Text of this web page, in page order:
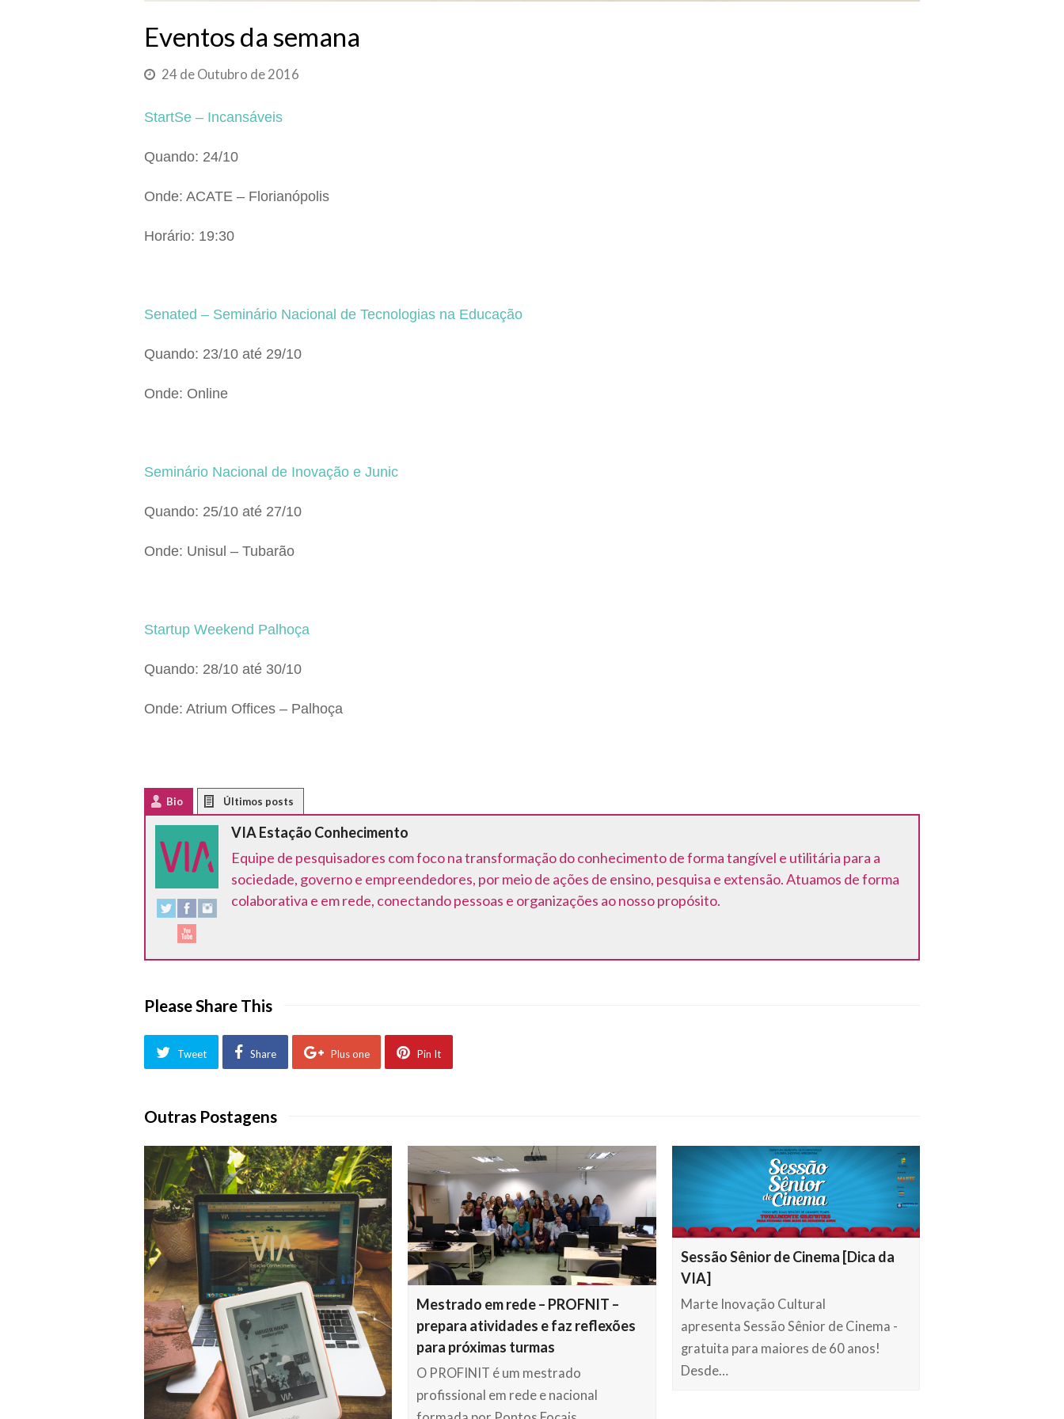
Eventos da semana
24 de Outubro de 2016
StartSe – Incansáveis
Quando: 24/10
Onde: ACATE – Florianópolis
Horário: 19:30
Senated – Seminário Nacional de Tecnologias na Educação
Quando: 23/10 até 29/10
Onde: Online
Seminário Nacional de Inovação e Junic
Quando: 25/10 até 27/10
Onde: Unisul – Tubarão
Startup Weekend Palhoça
Quando: 28/10 até 30/10
Onde: Atrium Offices – Palhoça
Bio
VIA Estação Conhecimento
Equipe de pesquisadores com foco na transformação do conhecimento de forma tangível e utilitária para a
sociedade, governo e empreendedores, por meio de ações de ensino, pesquisa e extensão. Atuamos de forma
colaborativa e em rede, conectando pessoas e organizações ao nosso propósito.
Please Share This
Tweet Share Plus one Pin It
Outras Postagens
Mestrado em rede – PROFNIT –
prepara atividades e faz reflexões
para próximas turmas
O PROFINIT é um mestrado
profissional em rede e nacional
Sessão Sênior de Cinema [Dica da
VIA]
Marte Inovação Cultural
apresenta Sessão Sênior de Cinema -
gratuita para maiores de 60 anos!
Desde…